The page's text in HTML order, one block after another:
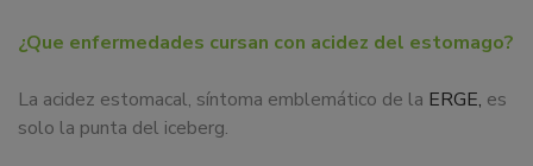
¿Que enfermedades cursan con acidez del estomago?
La acidez estomacal, síntoma emblemático de la ERGE, es
solo la punta del iceberg.